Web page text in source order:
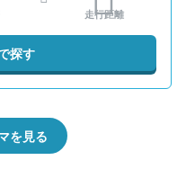
走行距離
探す
を見る